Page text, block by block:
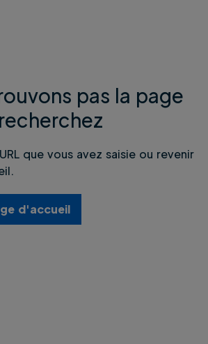
pas la page
que vous avez saisie ou revenir
d'accueil